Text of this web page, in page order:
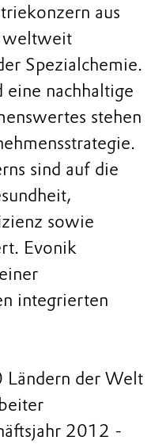
aus
weltweit
Spezialchemie.
eine nachhaltige
stehen
sind auf die
sowie
Evonik
integrierten
Ländern der Welt
2012 -